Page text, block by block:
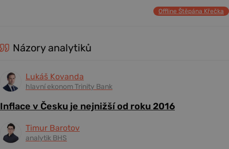
Offline Štěpána Křečka
Názory analytiků
Lukáš Kovanda
hlavní ekonom Trinity Bank
Inflace v Česku je nejnižší od roku 2016
Timur Barotov
analytik BHS